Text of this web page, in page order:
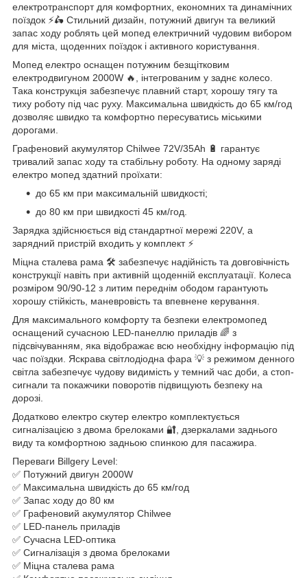
електротранспорт для комфортних, економних та динамічних
поїздок ⚡🛵 Стильний дизайн, потужний двигун та великий
запас ходу роблять цей мопед електричний чудовим вибором
для міста, щоденних поїздок і активного користування.
Мопед електро оснащен потужним безщітковим
електродвигуном 2000W 🔥, інтегрованим у заднє колесо.
Така конструкція забезпечує плавний старт, хорошу тягу та
тиху роботу під час руху. Максимальна швидкість до 65 км/год
дозволяє швидко та комфортно пересуватись міськими
дорогами.
Графеновий акумулятор Chilwee 72V/35Ah 🔋 гарантує
тривалий запас ходу та стабільну роботу. На одному заряді
електро мопед здатний проїхати:
до 65 км при максимальній швидкості;
до 80 км при швидкості 45 км/год.
Зарядка здійснюється від стандартної мережі 220V, а
зарядний пристрій входить у комплект ⚡
Міцна сталева рама 🛠️ забезпечує надійність та довговічність
конструкції навіть при активній щоденній експлуатації. Колеса
розміром 90/90-12 з литим переднім ободом гарантують
хорошу стійкість, маневровість та впевнене керування.
Для максимального комфорту та безпеки електромопед
оснащений сучасною LED-панеллю приладів 🌈 з
підсвічуванням, яка відображає всю необхідну інформацію під
час поїздки. Яскрава світлодіодна фара 💡 з режимом денного
світла забезпечує чудову видимість у темний час доби, а стоп-
сигнали та покажчики поворотів підвищують безпеку на
дорозі.
Додатково електро скутер електро комплектується
сигналізацією з двома брелоками 🔐, дзеркалами заднього
виду та комфортною задньою спинкою для пасажира.
Переваги Billgery Level:
✅ Потужний двигун 2000W
✅ Максимальна швидкість до 65 км/год
✅ Запас ходу до 80 км
✅ Графеновий акумулятор Chilwee
✅ LED-панель приладів
✅ Сучасна LED-оптика
✅ Сигналізація з двома брелоками
✅ Міцна сталева рама